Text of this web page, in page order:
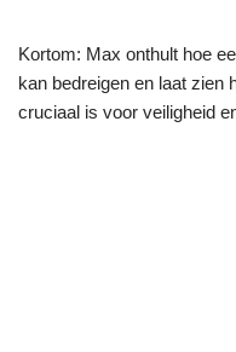
Kortom: Max onthult hoe
kan bedreigen en laat zien
cruciaal is voor veiligheid